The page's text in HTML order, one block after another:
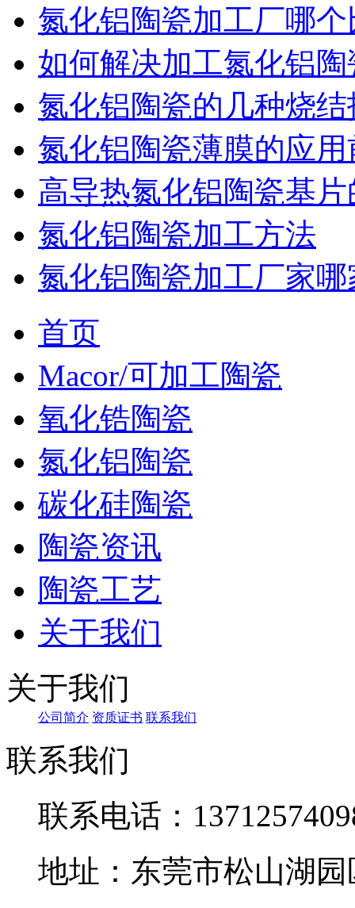
氮化铝陶瓷加工厂哪
如何解决加工氮化铝
氮化铝陶瓷的几种烧结
氮化铝陶瓷薄膜的应用
高导热氮化铝陶瓷基
氮化铝陶瓷加工方法
氮化铝陶瓷加工厂家哪
首页
Macor/可加工陶瓷
氧化锆陶瓷
氮化铝陶瓷
碳化硅陶瓷
陶瓷资讯
陶瓷工艺
关于我们
关于我们
公司简介 资质证书 联系我们
联系我们
联系电话：
地址：东莞市松山湖